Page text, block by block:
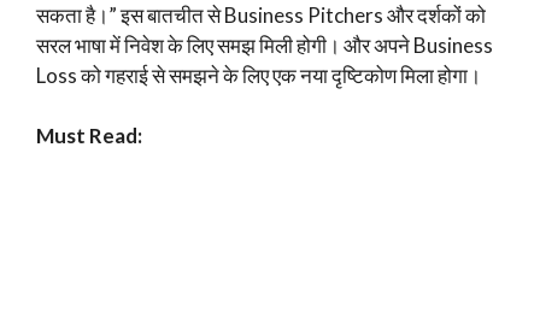
सकता है।” इस बातचीत से Business Pitchers और दर्शकों को
सरल भाषा में निवेश के लिए समझ मिली होगी। और अपने Business
Loss को गहराई से समझने के लिए एक नया दृष्टिकोण मिला होगा।
Must Read: